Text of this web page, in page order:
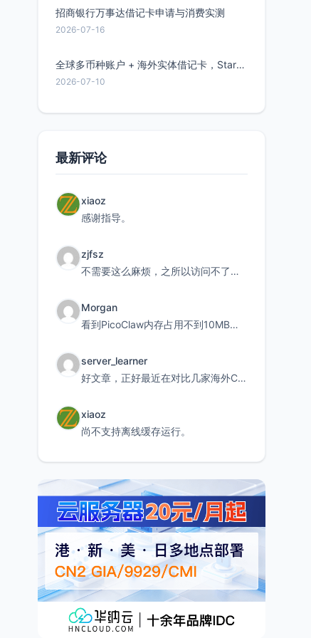
招商银行万事达借记卡申请与消费实测
2026-07-16
全球多币种账户 + 海外实体借记卡，Starryblu开户教程与注意事项
2026-07-10
最新评论
xiaoz
感谢指导。
zjfsz
不需要这么麻烦，之所以访问不了，是由于非对称路由的问题，在爱快主路由添加一条静态路由192.168.
Morgan
看到PicoClaw内存占用不到10MB这个数据真的很惊喜，确实很适合我这种想用旧设备折腾AI的小白
server_learner
好文章，正好最近在对比几家海外CDN。文中提到CF免费版不支持自定义回源端口和HOST这个痛点太真实
xiaoz
尚不支持离线缓存运行。